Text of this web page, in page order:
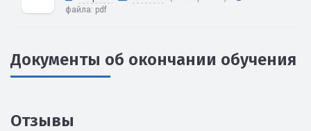
файла: pdf
Документы об окончании обучения
Отзывы